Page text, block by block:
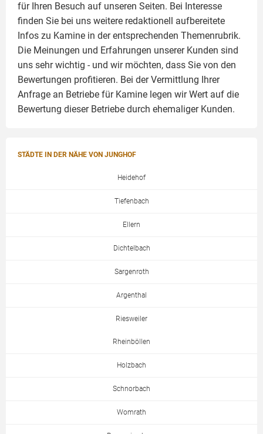
für Ihren Besuch auf unseren Seiten. Bei Interesse
finden Sie bei uns weitere redaktionell aufbereitete
Infos zu Kamine in der entsprechenden Themenrubrik.
Die Meinungen und Erfahrungen unserer Kunden sind
uns sehr wichtig - und wir möchten, dass Sie von den
Bewertungen profitieren. Bei der Vermittlung Ihrer
Anfrage an Betriebe für Kamine legen wir Wert auf die
Bewertung dieser Betriebe durch ehemaliger Kunden.
STÄDTE IN DER NÄHE VON JUNGHOF
Heidehof
Tiefenbach
Ellern
Dichtelbach
Sargenroth
Argenthal
Riesweiler
Rheinböllen
Holzbach
Schnorbach
Womrath